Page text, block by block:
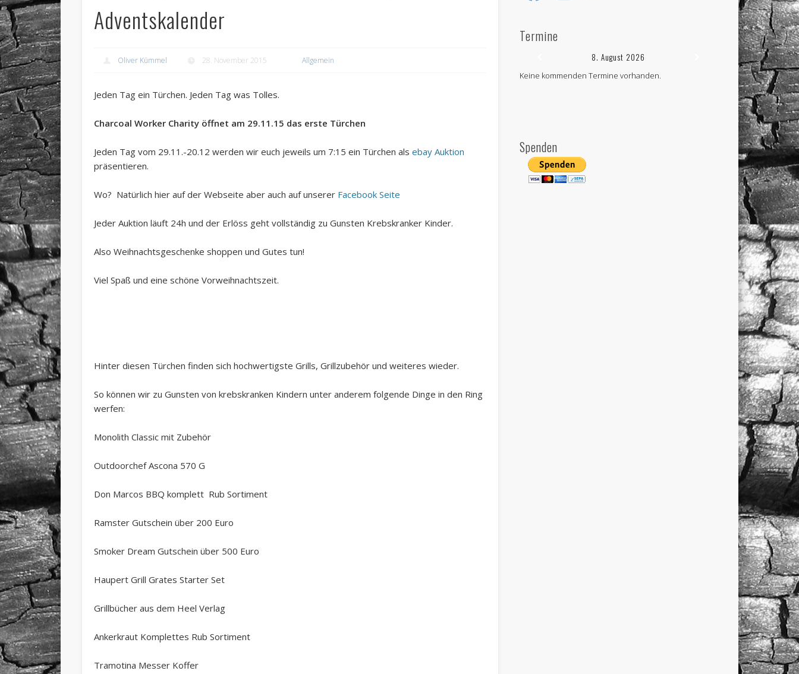
Adventskalender
Oliver Kümmel 28. November 2015 Allgemein
Jeden Tag ein Türchen. Jeden Tag was Tolles.
Charcoal Worker Charity öffnet am 29.11.15 das erste Türchen
Jeden Tag vom 29.11.-20.12 werden wir euch jeweils um 7:15 ein Türchen als ebay Auktion
präsentieren.
Wo? Natürlich hier auf der Webseite aber auch auf unserer Facebook Seite
Jeder Auktion läuft 24h und der Erlöss geht vollständig zu Gunsten Krebskranker Kinder.
Also Weihnachtsgeschenke shoppen und Gutes tun!
Viel Spaß und eine schöne Vorweihnachtszeit.
Hinter diesen Türchen finden sich hochwertigste Grills, Grillzubehör und weiteres wieder.
So können wir zu Gunsten von krebskranken Kindern unter anderem folgende Dinge in den Ring
werfen:
Monolith Classic mit Zubehör
Outdoorchef Ascona 570 G
Don Marcos BBQ komplett Rub Sortiment
Ramster Gutschein über 200 Euro
Smoker Dream Gutschein über 500 Euro
Haupert Grill Grates Starter Set
Grillbücher aus dem Heel Verlag
Ankerkraut Komplettes Rub Sortiment
Tramotina Messer Koffer
Termine
8. August 2026
Keine kommenden Termine vorhanden.
Spenden